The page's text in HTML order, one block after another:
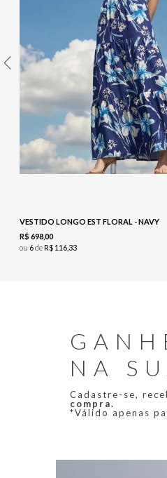
VESTIDO LONGO EST FLORAL - NAVY
R$ 698,00
ou 6deR$ 116,33
NA
Cadastre-se,
compra.
*Válido apenas